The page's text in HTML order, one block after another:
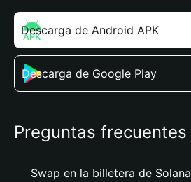
Descarga de Android APK
Descarga de Google Play
Preguntas frecuentes
Swap en la billetera de Solana